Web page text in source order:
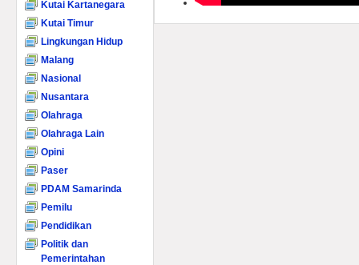
Kutai Kartanegara
Kutai Timur
Lingkungan Hidup
Malang
Nasional
Nusantara
Olahraga
Olahraga Lain
Opini
Paser
PDAM Samarinda
Pemilu
Pendidikan
Politik dan
Pemerintahan